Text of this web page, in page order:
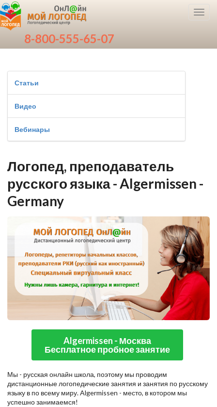
8-800-555-65-07
Статьи
Видео
Вебинары
Логопед, преподаватель
русского языка - Algermissen -
Germany
Algermissen - Москва
Бесплатное пробное занятие
Мы - русская онлайн школа, поэтому мы проводим
дистанционные логопедические занятия и занятия по русскому
языку в по всему миру. Algermissen - место, в котором мы
успешно занимаемся!